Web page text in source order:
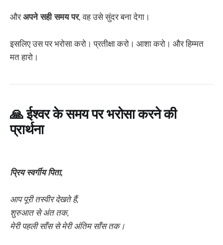
औरअपने सही समय पर, वह उसे सुंदर बना देगा।
इसलिए उस पर भरोसा करो। प्रतीक्षा करो। आशा करो। और हिम्मत
मत हारो।
🙏ईश्वर के समय पर भरोसा करने की
प्रार्थना
प्रिय स्वर्गीय पिता,
आप पूरी तस्वीर देखते हैं,
शुरुआत से अंत तक,
मेरी पहली साँस से मेरी अंतिम साँस तक।